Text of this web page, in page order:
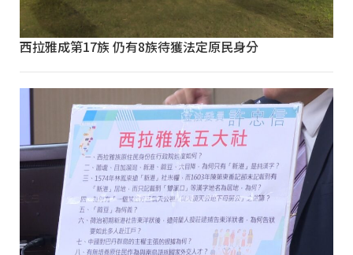
西拉雅成第17族 仍有8族待獲法定原民身分